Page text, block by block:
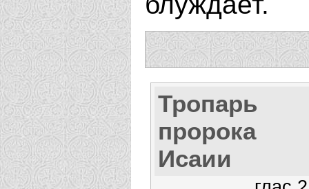
Тропарь
пророка
Исаии